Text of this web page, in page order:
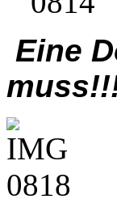
Eine